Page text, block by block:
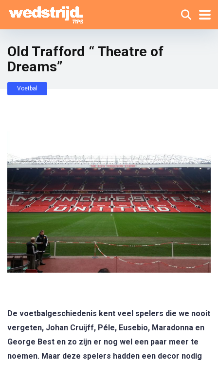
Old Trafford “ Theatre of
Dreams”
Voetbal
De voetbalgeschiedenis kent veel spelers die we nooit
vergeten, Johan Cruijff, Péle, Eusebio, Maradonna en
George Best en zo zijn er nog wel een paar meer te
noemen. Maar deze spelers hadden een decor nodig